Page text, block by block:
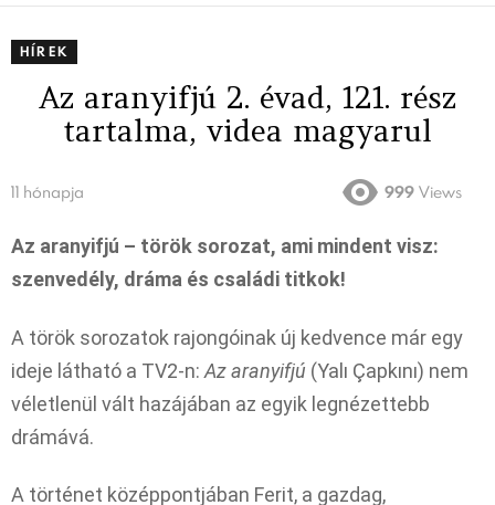
HÍREK
Az aranyifjú 2. évad, 121. rész
tartalma, videa magyarul
11 hónapja 999 Views
Az aranyifjú – török sorozat, ami mindent visz:
szenvedély, dráma és családi titkok!
A török sorozatok rajongóinak új kedvence már egy
ideje látható a TV2-n: Az aranyifjú (Yalı Çapkını) nem
véletlenül vált hazájában az egyik legnézettebb
drámává.
A történet középpontjában Ferit, a gazdag,